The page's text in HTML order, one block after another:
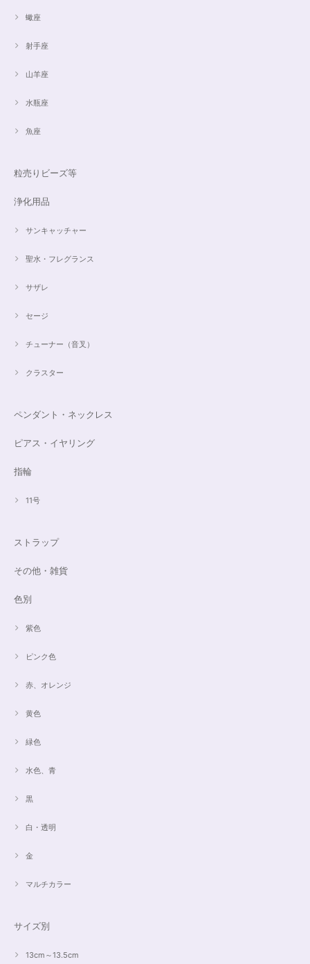
蠍座
射手座
山羊座
水瓶座
魚座
粒売りビーズ等
浄化用品
サンキャッチャー
聖水・フレグランス
サザレ
セージ
チューナー（音叉）
クラスター
ペンダント・ネックレス
ピアス・イヤリング
指輪
11号
ストラップ
その他・雑貨
色別
紫色
ピンク色
赤、オレンジ
黄色
緑色
水色、青
黒
白・透明
金
マルチカラー
サイズ別
13cm～13.5cm